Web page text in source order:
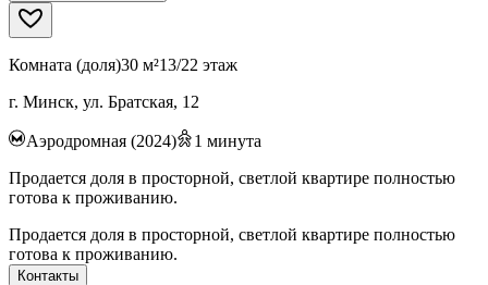
Комната (доля)30 м²13/22 этаж
г. Минск, ул. Братская, 12
Аэродромная (2024) 1 минута
Продается доля в просторной, светлой квартире полностью
готова к проживанию.
Продается доля в просторной, светлой квартире полностью
готова к проживанию.
Контакты